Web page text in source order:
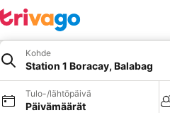
Kohde
Station 1 Boracay, Balabag
Tulo-/lähtöpäivä
Päivämäärät